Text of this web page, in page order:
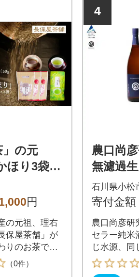
」の元
ほり3袋&
(こがね)の
円
の元祖、理右
保屋茶舗」が
りのお茶で
（0件）
4
農口尚
無濾過
ntage
本酒 清
石川県小松
寄付金額
農口尚彦研
セラー純米
じ水源、同
米を使用し
感じて頂け